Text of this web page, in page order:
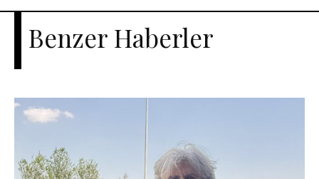
Benzer Haberler